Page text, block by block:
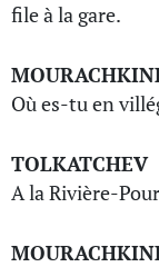
file à la gare.
Où es-tu en
TOLKATCHEV
A la Rivière-